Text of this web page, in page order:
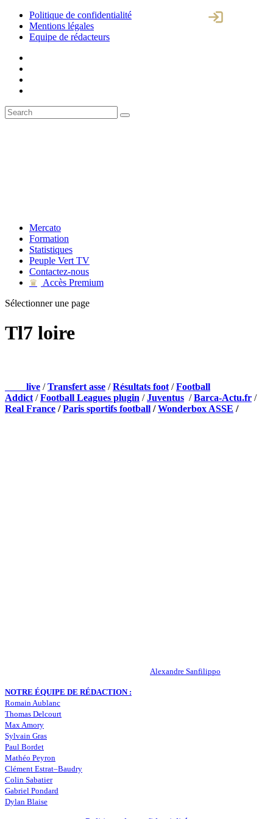
Politique de confidentialité
Mentions légales
Equipe de rédacteurs
Mercato
Formation
Statistiques
Peuple Vert TV
Contactez-nous
♛
Accès Premium
Sélectionner une page
Tl7 loire
live /Transfert asse /Résultats foot /Football
Addict /Football Leagues plugin /Juventus /Barca-Actu.fr /
Real France /Paris sportifs football /Wonderbox ASSE /
Alexandre Sanfilippo
NOTRE ÉQUIPE DE RÉDACTION :
Romain Aublanc
Thomas Delcourt
Max Amory
Sylvain Gras
Paul Bordet
Mathéo Peyron
Clément Estrat–Baudry
Colin Sabatier
Gabriel Pondard
Dylan Blaise